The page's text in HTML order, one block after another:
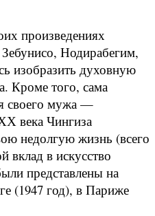
произведениях
Нодирабегим,
изобразить духовную
Кроме того, сама
своего мужа —
века Чингиза
недолгую жизнь (всего
вклад в искусство
представлены на
(1947 год), в Париже